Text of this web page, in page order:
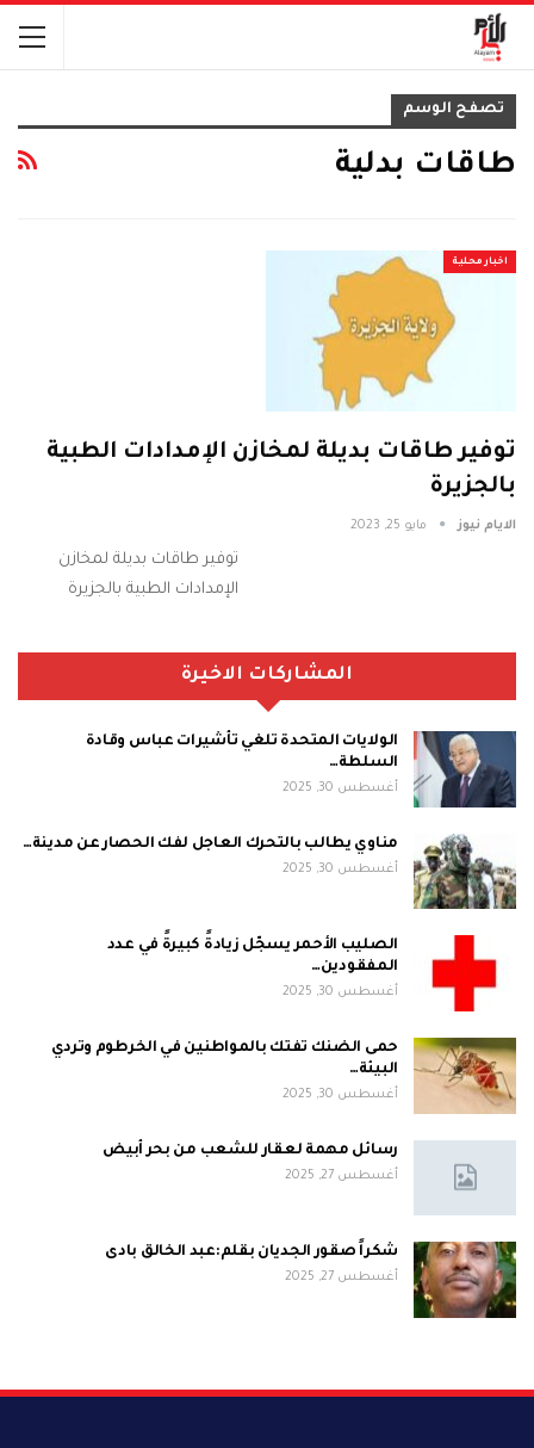
تصفح الوسم
طاقات بدلية
اخبار محلية
توفير طاقات بديلة لمخازن الإمدادات الطبية
بالجزيرة
الايام نيوز مايو 25, 2023
توفير طاقات بديلة لمخازن
الإمدادات الطبية بالجزيرة
المشاركات الاخيرة
الولايات المتحدة تلغي تأشيرات عباس وقادة
السلطة…
أغسطس 30, 2025
مناوي يطالب بالتحرك العاجل لفك الحصار عن مدينة…
أغسطس 30, 2025
الصليب الأحمر يسجّل زيادةً كبيرةً في عدد
المفقودين…
أغسطس 30, 2025
حمى الضنك تفتك بالمواطنين في الخرطوم وتردي
البيئة…
أغسطس 30, 2025
رسائل مهمة لعقار للشعب من بحر أبيض
أغسطس 27, 2025
شكراً صقور الجديان بقلم:عبد الخالق بادى
أغسطس 27, 2025